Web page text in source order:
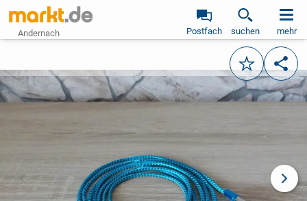
Andernach Postfach suchen mehr
Merken
vorheriges Bild